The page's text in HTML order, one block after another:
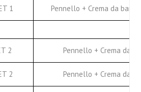
1 Pennello + Crema da
2 Pennello + Crema da
2 Pennello + Crema da